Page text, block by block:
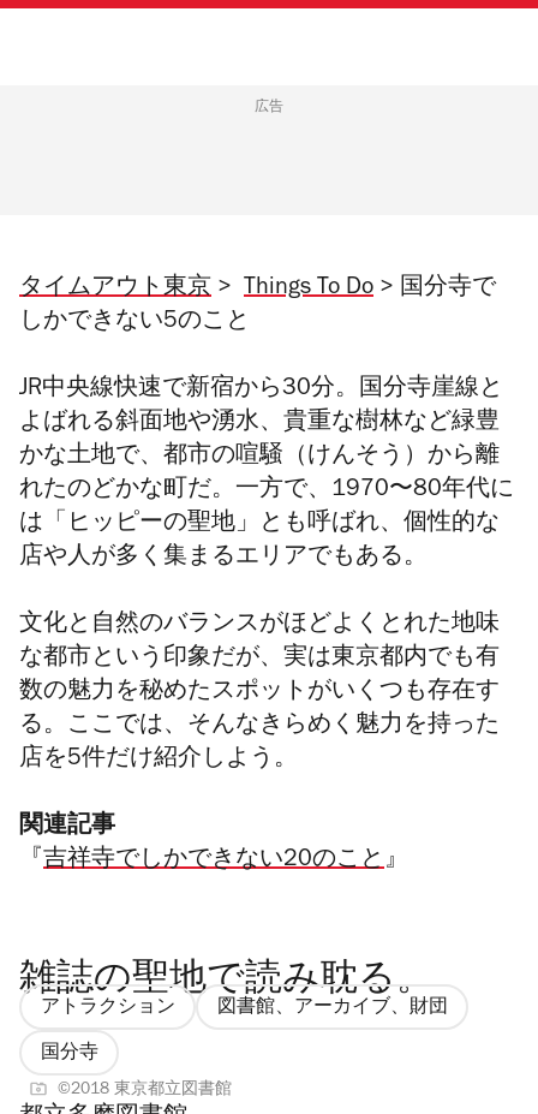
広告
タイムアウト東京 > Things To Do > 国分寺で
しかできない5のこと
JR中央線快速で新宿から30分。国分寺崖線と
よばれる斜面地や湧水、貴重な樹林など緑豊
かな土地で、都市の喧騒（けんそう）から離
れたのどかな町だ。一方で、1970〜80年代に
は「ヒッピーの聖地」とも呼ばれ、個性的な
店や人が多く集まるエリアでもある。
文化と自然のバランスがほどよくとれた地味
な都市という印象だが、実は東京都内でも有
数の魅力を秘めたスポットがいくつも存在す
る。ここでは、そんなきらめく魅力を持った
店を5件だけ紹介しよう。
関連記事
『 吉祥寺でしかできない20のこと』
雑誌の聖地で読み耽る。
アトラクション 図書館、アーカイブ、財団
国分寺
©2018 東京都立図書館